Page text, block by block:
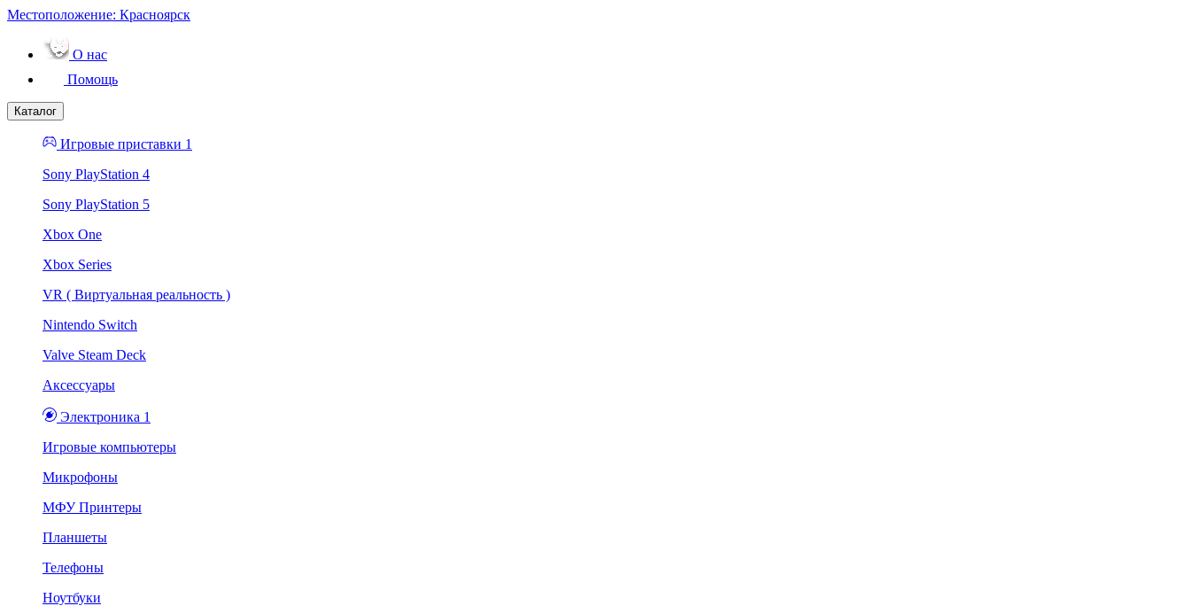
Местоположение: Красноярск
О нас
Помощь
Каталог
Игровые приставки 1
Sony PlayStation 4
Sony PlayStation 5
Xbox One
Xbox Series
VR ( Виртуальная реальность )
Nintendo Switch
Valve Steam Deck
Аксессуары
Электроника 1
Игровые компьютеры
Микрофоны
МФУ Принтеры
Планшеты
Телефоны
Ноутбуки